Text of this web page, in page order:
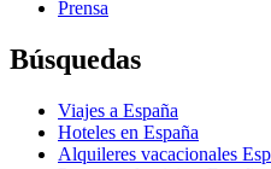
Prensa
Búsquedas
Viajes a España
Hoteles en España
Alquileres vacacionales